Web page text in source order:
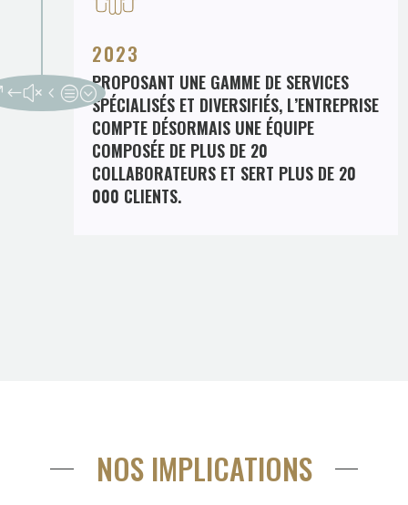
2023
PROPOSANT UNE GAMME DE SERVICES
SPÉCIALISÉS ET DIVERSIFIÉS, L’ENTREPRISE
COMPTE DÉSORMAIS UNE ÉQUIPE
COMPOSÉE DE PLUS DE 20
COLLABORATEURS ET SERT PLUS DE 20
000 CLIENTS.
NOS IMPLICATIONS